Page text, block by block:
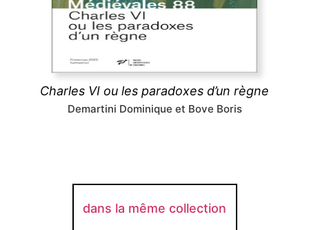
Charles VI ou les paradoxes d’un règne
Demartini Dominique et Bove Boris
arts et les lettres ont fleuri à sa cour, tandis que sa
folie même stimulait la réflexion politique : tels sont
découvrir
dans la même collection